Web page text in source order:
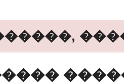
�����